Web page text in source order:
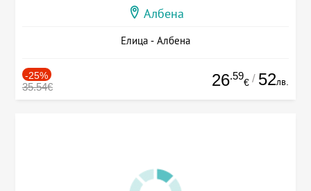
Албена
Елица - Албена
-25%
35.54€ 26.59
€ / 52лв.